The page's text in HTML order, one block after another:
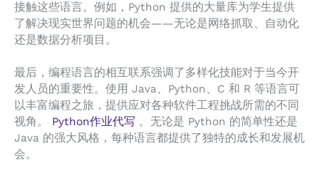
接触这些语言。例如，Python 提供的大量库为学生提供
了解决现实世界问题的机会——无论是网络抓取、自动化
还是数据分析项目。
最后，编程语言的相互联系强调了多样化技能对于当今开
发人员的重要性。使用 Java、Python、C 和 R 等语言可
以丰富编程之旅，提供应对各种软件工程挑战所需的不同
视角。 Python作业代写 。无论是 Python 的简单性还是
Java 的强大风格，每种语言都提供了独特的成长和发展机
会。